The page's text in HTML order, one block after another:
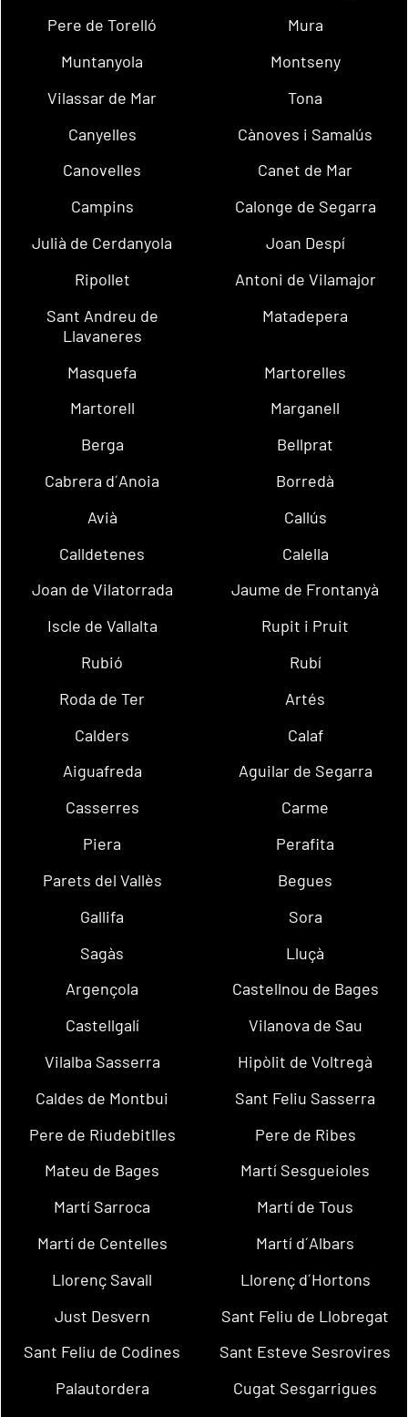
Pere de Torelló
Mura
Muntanyola
Montseny
Vilassar de Mar
Tona
Canyelles
Cànoves i Samalús
Canovelles
Canet de Mar
Campins
Calonge de Segarra
Julià de Cerdanyola
Joan Despí
Ripollet
Antoni de Vilamajor
Sant Andreu de
Llavaneres
Matadepera
Masquefa
Martorelles
Martorell
Marganell
Berga
Bellprat
Cabrera d´Anoia
Borredà
Avià
Callús
Calldetenes
Calella
Joan de Vilatorrada
Jaume de Frontanyà
Iscle de Vallalta
Rupit i Pruit
Rubió
Rubí
Roda de Ter
Artés
Calders
Calaf
Aiguafreda
Aguilar de Segarra
Casserres
Carme
Piera
Perafita
Parets del Vallès
Begues
Gallifa
Sora
Sagàs
Lluçà
Argençola
Castellnou de Bages
Castellgalí
Vilanova de Sau
Vilalba Sasserra
Hipòlit de Voltregà
Caldes de Montbui
Sant Feliu Sasserra
Pere de Riudebitlles
Pere de Ribes
Mateu de Bages
Martí Sesgueioles
Martí Sarroca
Martí de Tous
Martí de Centelles
Martí d´Albars
Llorenç Savall
Llorenç d´Hortons
Just Desvern
Sant Feliu de Llobregat
Sant Feliu de Codines
Sant Esteve Sesrovires
Palautordera
Cugat Sesgarrigues